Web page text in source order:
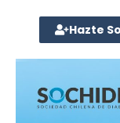
Hazte